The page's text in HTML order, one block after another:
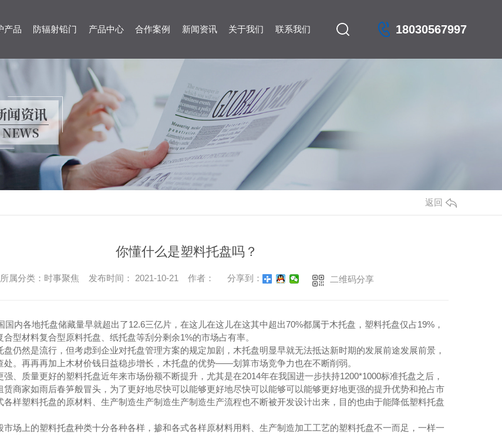
18030567997
产品 防辐射铅门 产品中心 合作案例 新闻资讯 关于我们 联系我们
返回
你懂什么是塑料托盘吗？
所属分类：时事聚焦 发布时间： 2021-10-21 作者： 分享到： 二维码分享
国内各地托盘储藏量早就超出了12.6三亿片，在这儿在这儿在这其中超出70%都属于木托盘，塑料托盘仅占19%，
型材料复合型原料托盘、纸托盘等刮分剩余1%的市场占有率。
盘仍然是流行，但考虑到企业对托盘管理方案的规定加剧，木托盘明显早就无法抵达新时期的发展前途发展前景，
处。再再再加上木材价钱日益稳步增长，木托盘的优势——划算市场竞争力也在不断削弱。
强、质量更好的塑料托盘近年来市场份额不断提升，尤其是在2014年在我国进一步扶持1200*1000标准托盘之后，
赁商家如雨后春笋般冒头，为了更好地尽快可以能够更好地尽快可以能够可以能够更好地更强的提升优势和抢占市
各样塑料托盘的原材料、生产制造生产制造生产制造生产流程也不断被开发设计出来，目的也由于能降低塑料托盘
市场上的塑料托盘种类十分各种各样，掺和各式各样原材料用料、生产制造加工工艺的塑料托盘不一而足，一样一